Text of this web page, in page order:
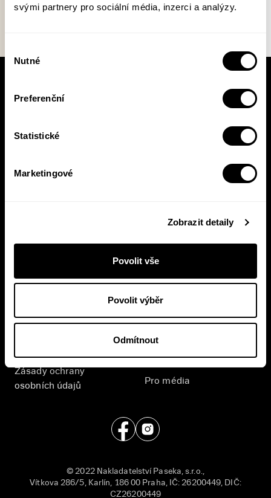
svými partnery pro sociální média, inzerci a analýzy.
souhlasu
Nutné
Preferenční
Statistické
Marketingové
Zobrazit detaily
Povolit vše
Povolit výběr
Odmítnout
V pracovní době se nebudou číst noviny!
Knižní novinky si čtěte! S naším
Pasece šustne, ať už vás zajímá pohled do
zákulisí, novinky, nebo slevové akce.
vašich osobních údajů
E-shop
Zásady ochrany
osobních údajů
Nakladatelství
Kontakt
Příjem rukopisů
Pro média
© 2022 Nakladatelství Paseka, s.r.o.,
Vítkova 286/5, Karlín, 186 00 Praha, IČ: 26200449, DIČ:
CZ26200449